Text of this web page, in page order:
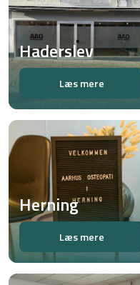
Haderslev
Læs mere
Herning
Læs mere